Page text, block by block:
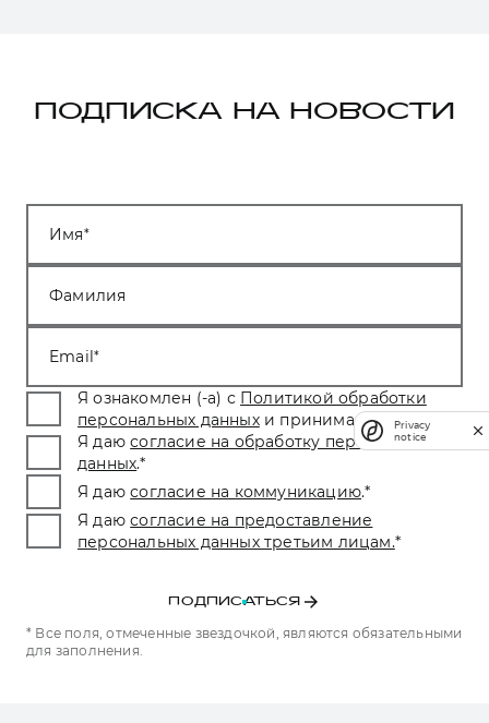
ПОДПИСКА НА НОВОСТИ
Имя
Фамилия
Email
Я ознакомлен (-а) с Политикой обработки
персональных данных и принимаю условия.
Я даю согласие на обработку персональных
данных.*
Я даю согласие на коммуникацию.*
Я даю согласие на предоставление
персональных данных третьим лицам.*
ПОДПИСАТЬСЯ
* Все поля, отмеченные звездочкой, являются обязательными
для заполнения.
Privacy
notice